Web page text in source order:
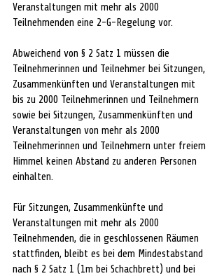
Veranstaltungen mit mehr als 2000
Teilnehmenden eine 2-G-Regelung vor.
Abweichend von § 2 Satz 1 müssen die
Teilnehmerinnen und Teilnehmer bei Sitzungen,
Zusammenkünften und Veranstaltungen mit
bis zu 2000 Teilnehmerinnen und Teilnehmern
sowie bei Sitzungen, Zusammenkünften und
Veranstaltungen von mehr als 2000
Teilnehmerinnen und Teilnehmern unter freiem
Himmel keinen Abstand zu anderen Personen
einhalten.
Für Sitzungen, Zusammenkünfte und
Veranstaltungen mit mehr als 2000
Teilnehmenden, die in geschlossenen Räumen
stattfinden, bleibt es bei dem Mindestabstand
nach § 2 Satz 1 (1m bei Schachbrett) und bei